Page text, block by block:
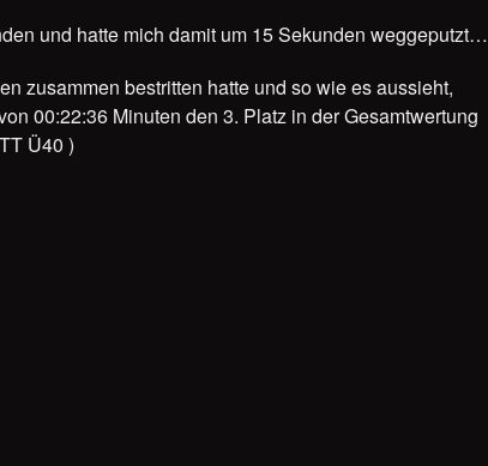
und hatte mich damit um 15 Sekunden weggeputzt…
zusammen bestritten hatte und so wie es aussieht,
00:22:36 Minuten den 3. Platz in der Gesamtwertung
Ü40 )